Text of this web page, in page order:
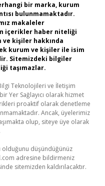
bir marka, kurum
bulunmamaktadır.
makaleler
içerikler haber niteliği
kişiler hakkında
kurum ve kişiler ile isim
Sitemizdeki bilgiler
taşımazlar.
Teknolojileri ve İletişim
Yer Sağlayıcı olarak hizmet
proaktif olarak denetleme
Ancak, üyelerimiz
olup, siteye üye olarak
olduğunu düşündüğünüz
adresine bildirmeniz
sitemizden kaldırılacaktır.